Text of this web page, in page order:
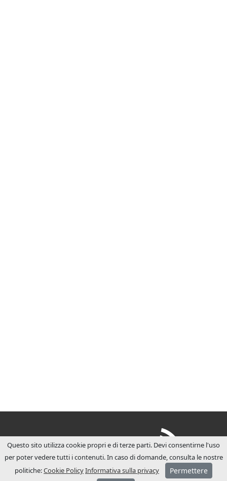
Questo sito utilizza cookie propri e di terze parti. Devi consentirne l'uso
per poter vedere tutti i contenuti. In caso di domande, consulta le nostre
politiche:Cookie PolicyInformativa sulla privacy
Permettere